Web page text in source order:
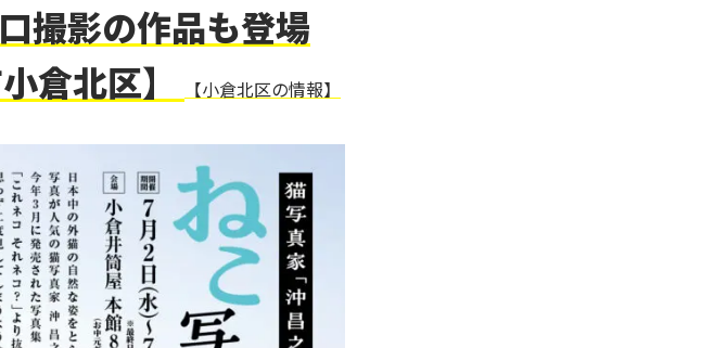
撮影の作品も登場
倉北区】
【小倉北区の情報】